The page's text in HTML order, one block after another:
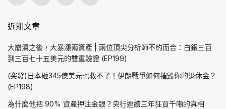
近期文章
大崩潰之後，大暴漲兩資產 | 兩位頂尖分析師不約而合：白銀三百
到三百七十五美元的雙重驗證 (EP199)
(突發)日本砸345億美元也救不了！伊朗戰爭如何摧毀你的退休金？
(EP198)
為什麼他把 90% 資產押注金銀？央行連續三年狂買千噸的真相